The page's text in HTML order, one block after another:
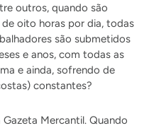
outros, quando são
oito horas por dia, todas
são submetidos
e anos, com todas as
e ainda, sofrendo de
constantes?
Mercantil. Quando